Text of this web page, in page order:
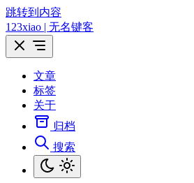
跳转到内容
123xiao | 无名键客
文章
标签
关于
归档
搜索